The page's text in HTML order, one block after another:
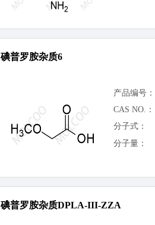
碘普罗胺杂质6
产品编号：
CAS NO.：
分子式：
分子量：
碘普罗胺杂质DPLA-III-ZZA